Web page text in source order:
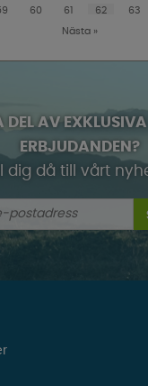
60 61 62 63
Nästa »
DEL AV
ERBJUDANDEN?
dig då till vårt